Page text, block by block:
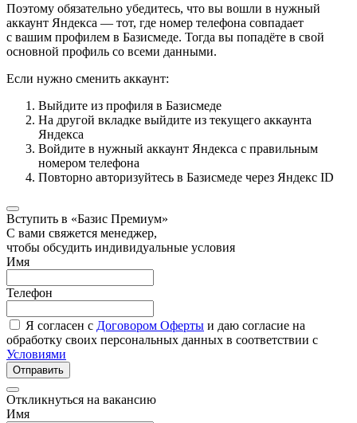
Поэтому обязательно убедитесь, что вы вошли в нужный
аккаунт Яндекса — тот, где номер телефона совпадает
с вашим профилем в Базисмеде. Тогда вы попадёте в свой
основной профиль со всеми данными.
Если нужно сменить аккаунт:
Выйдите из профиля в Базисмеде
На другой вкладке выйдите из текущего аккаунта
Яндекса
Войдите в нужный аккаунт Яндекса с правильным
номером телефона
Повторно авторизуйтесь в Базисмеде через Яндекс ID
Вступить в «Базис Премиум»
С вами свяжется менеджер,
чтобы обсудить индивидуальные условия
Имя
Телефон
Я согласен с Договором Оферты и даю согласие на
обработку своих персональных данных в соответствии с
Условиями
Отправить
Откликнуться на вакансию
Имя